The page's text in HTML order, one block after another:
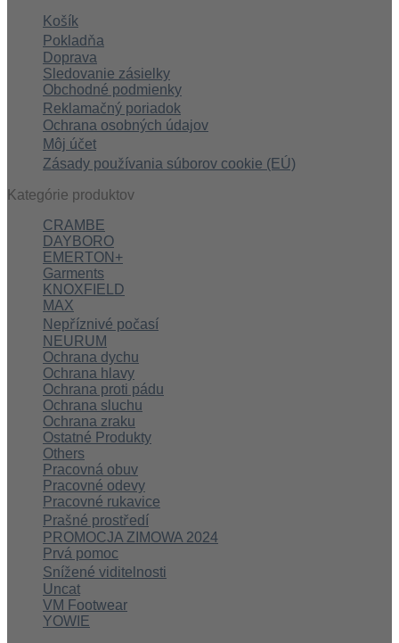
Košík
Pokladňa
Doprava
Sledovanie zásielky
Obchodné podmienky
Reklamačný poriadok
Ochrana osobných údajov
Môj účet
Zásady používania súborov cookie (EÚ)
Kategórie produktov
CRAMBE
DAYBORO
EMERTON+
Garments
KNOXFIELD
MAX
Nepříznivé počasí
NEURUM
Ochrana dychu
Ochrana hlavy
Ochrana proti pádu
Ochrana sluchu
Ochrana zraku
Ostatné Produkty
Others
Pracovná obuv
Pracovné odevy
Pracovné rukavice
Prašné prostředí
PROMOCJA ZIMOWA 2024
Prvá pomoc
Snížené viditelnosti
Uncat
VM Footwear
YOWIE